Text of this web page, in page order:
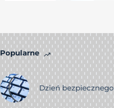
Popularne
Dzień